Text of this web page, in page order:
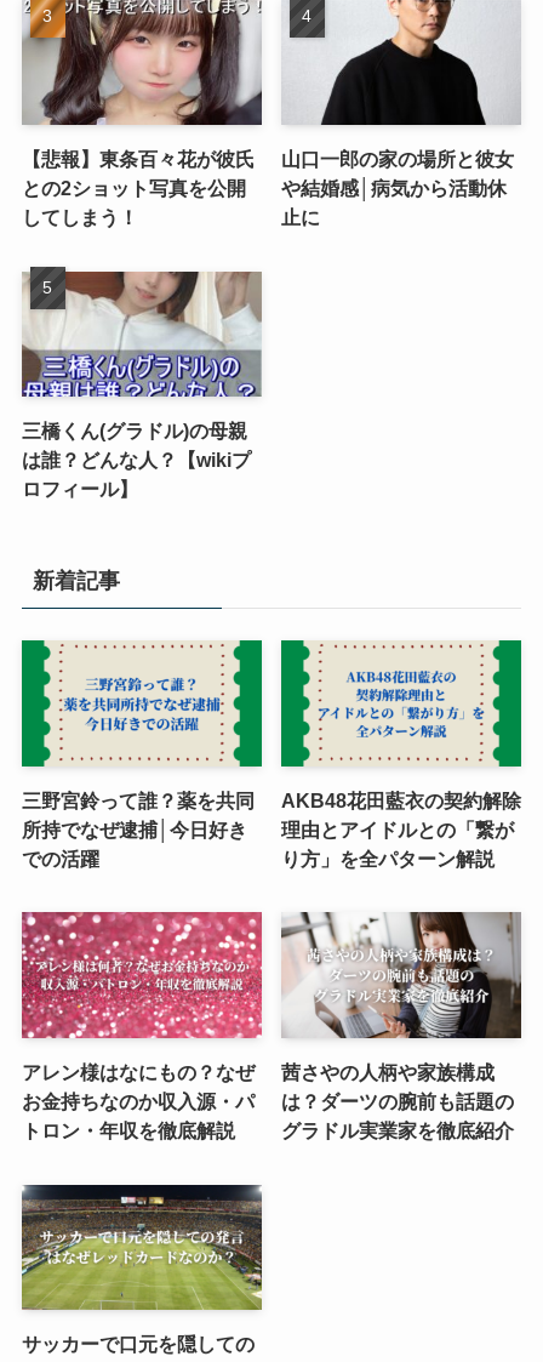
【悲報】東条百々花が彼氏
との2ショット写真を公開
してしまう！
山口一郎の家の場所と彼女
や結婚感│病気から活動休
止に
三橋くん(グラドル)の母親
は誰？どんな人？【wikiプ
ロフィール】
新着記事
三野宮鈴って誰？薬を共同
所持でなぜ逮捕│今日好き
での活躍
AKB48花田藍衣の契約解除
理由とアイドルとの「繋が
り方」を全パターン解説
アレン様はなにもの？なぜ
お金持ちなのか収入源・パ
トロン・年収を徹底解説
茜さやの人柄や家族構成
は？ダーツの腕前も話題の
グラドル実業家を徹底紹介
サッカーで口元を隠しての